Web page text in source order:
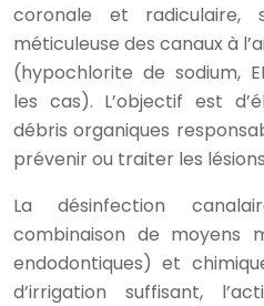
coronale et radiculaire,
méticuleuse des canaux à
(hypochlorite de sodium,
les cas). L’objectif est
débris organiques
prévenir ou traiter les
La désinfection
combinaison de moyens
endodontiques) et
d’irrigation suffisant,